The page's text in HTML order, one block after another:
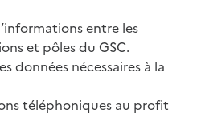
entre les
et pôles du GSC.
données nécessaires à la
téléphoniques au profit